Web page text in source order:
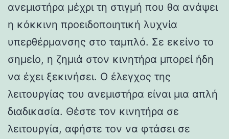
ανεμιστήρα μέχρι τη στιγμή που θα ανάψει
η κόκκινη προειδοποιητική λυχνία
υπερθέρμανσης στο ταμπλό. Σε εκείνο το
σημείο, η ζημιά στον κινητήρα μπορεί ήδη
να έχει ξεκινήσει. Ο έλεγχος της
λειτουργίας του ανεμιστήρα είναι μια απλή
διαδικασία. Θέστε τον κινητήρα σε
λειτουργία, αφήστε τον να φτάσει σε